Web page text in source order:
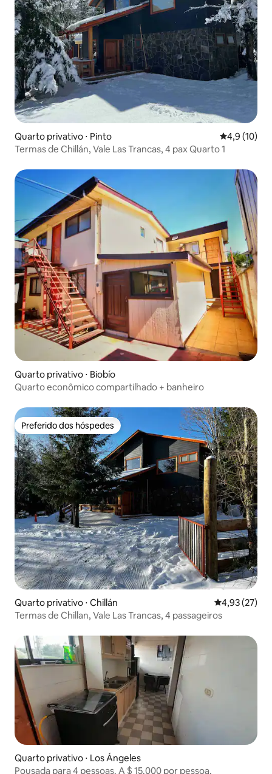
Quarto privativo ⋅ Pinto 4,9 de uma
4,9 (10)
Termas de Chillán, Vale Las Trancas, 4 pax Quarto 1
Quarto privativo ⋅ Biobío
Quarto econômico compartilhado + banheiro
Preferido dos hóspedes
Preferido dos hóspedes
Quarto privativo ⋅ Chillán 4,93 de uma
4,93 (27)
Termas de Chillan, Vale Las Trancas, 4 passageiros
Quarto privativo ⋅ Los Ángeles
Pousada para 4 pessoas. A $ 15.000 por pessoa.